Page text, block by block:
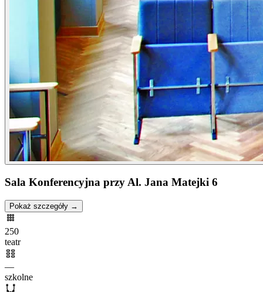
Sala Konferencyjna przy Al. Jana Matejki 6
Pokaż szczegóły →
250
teatr
—
szkolne